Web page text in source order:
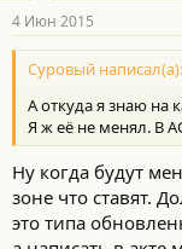
4 Июн 2015
Суровый написал(а):
А откуда я знаю на
Я ж её не менял. В
Ну когда будут
зоне что ставят.
это типа